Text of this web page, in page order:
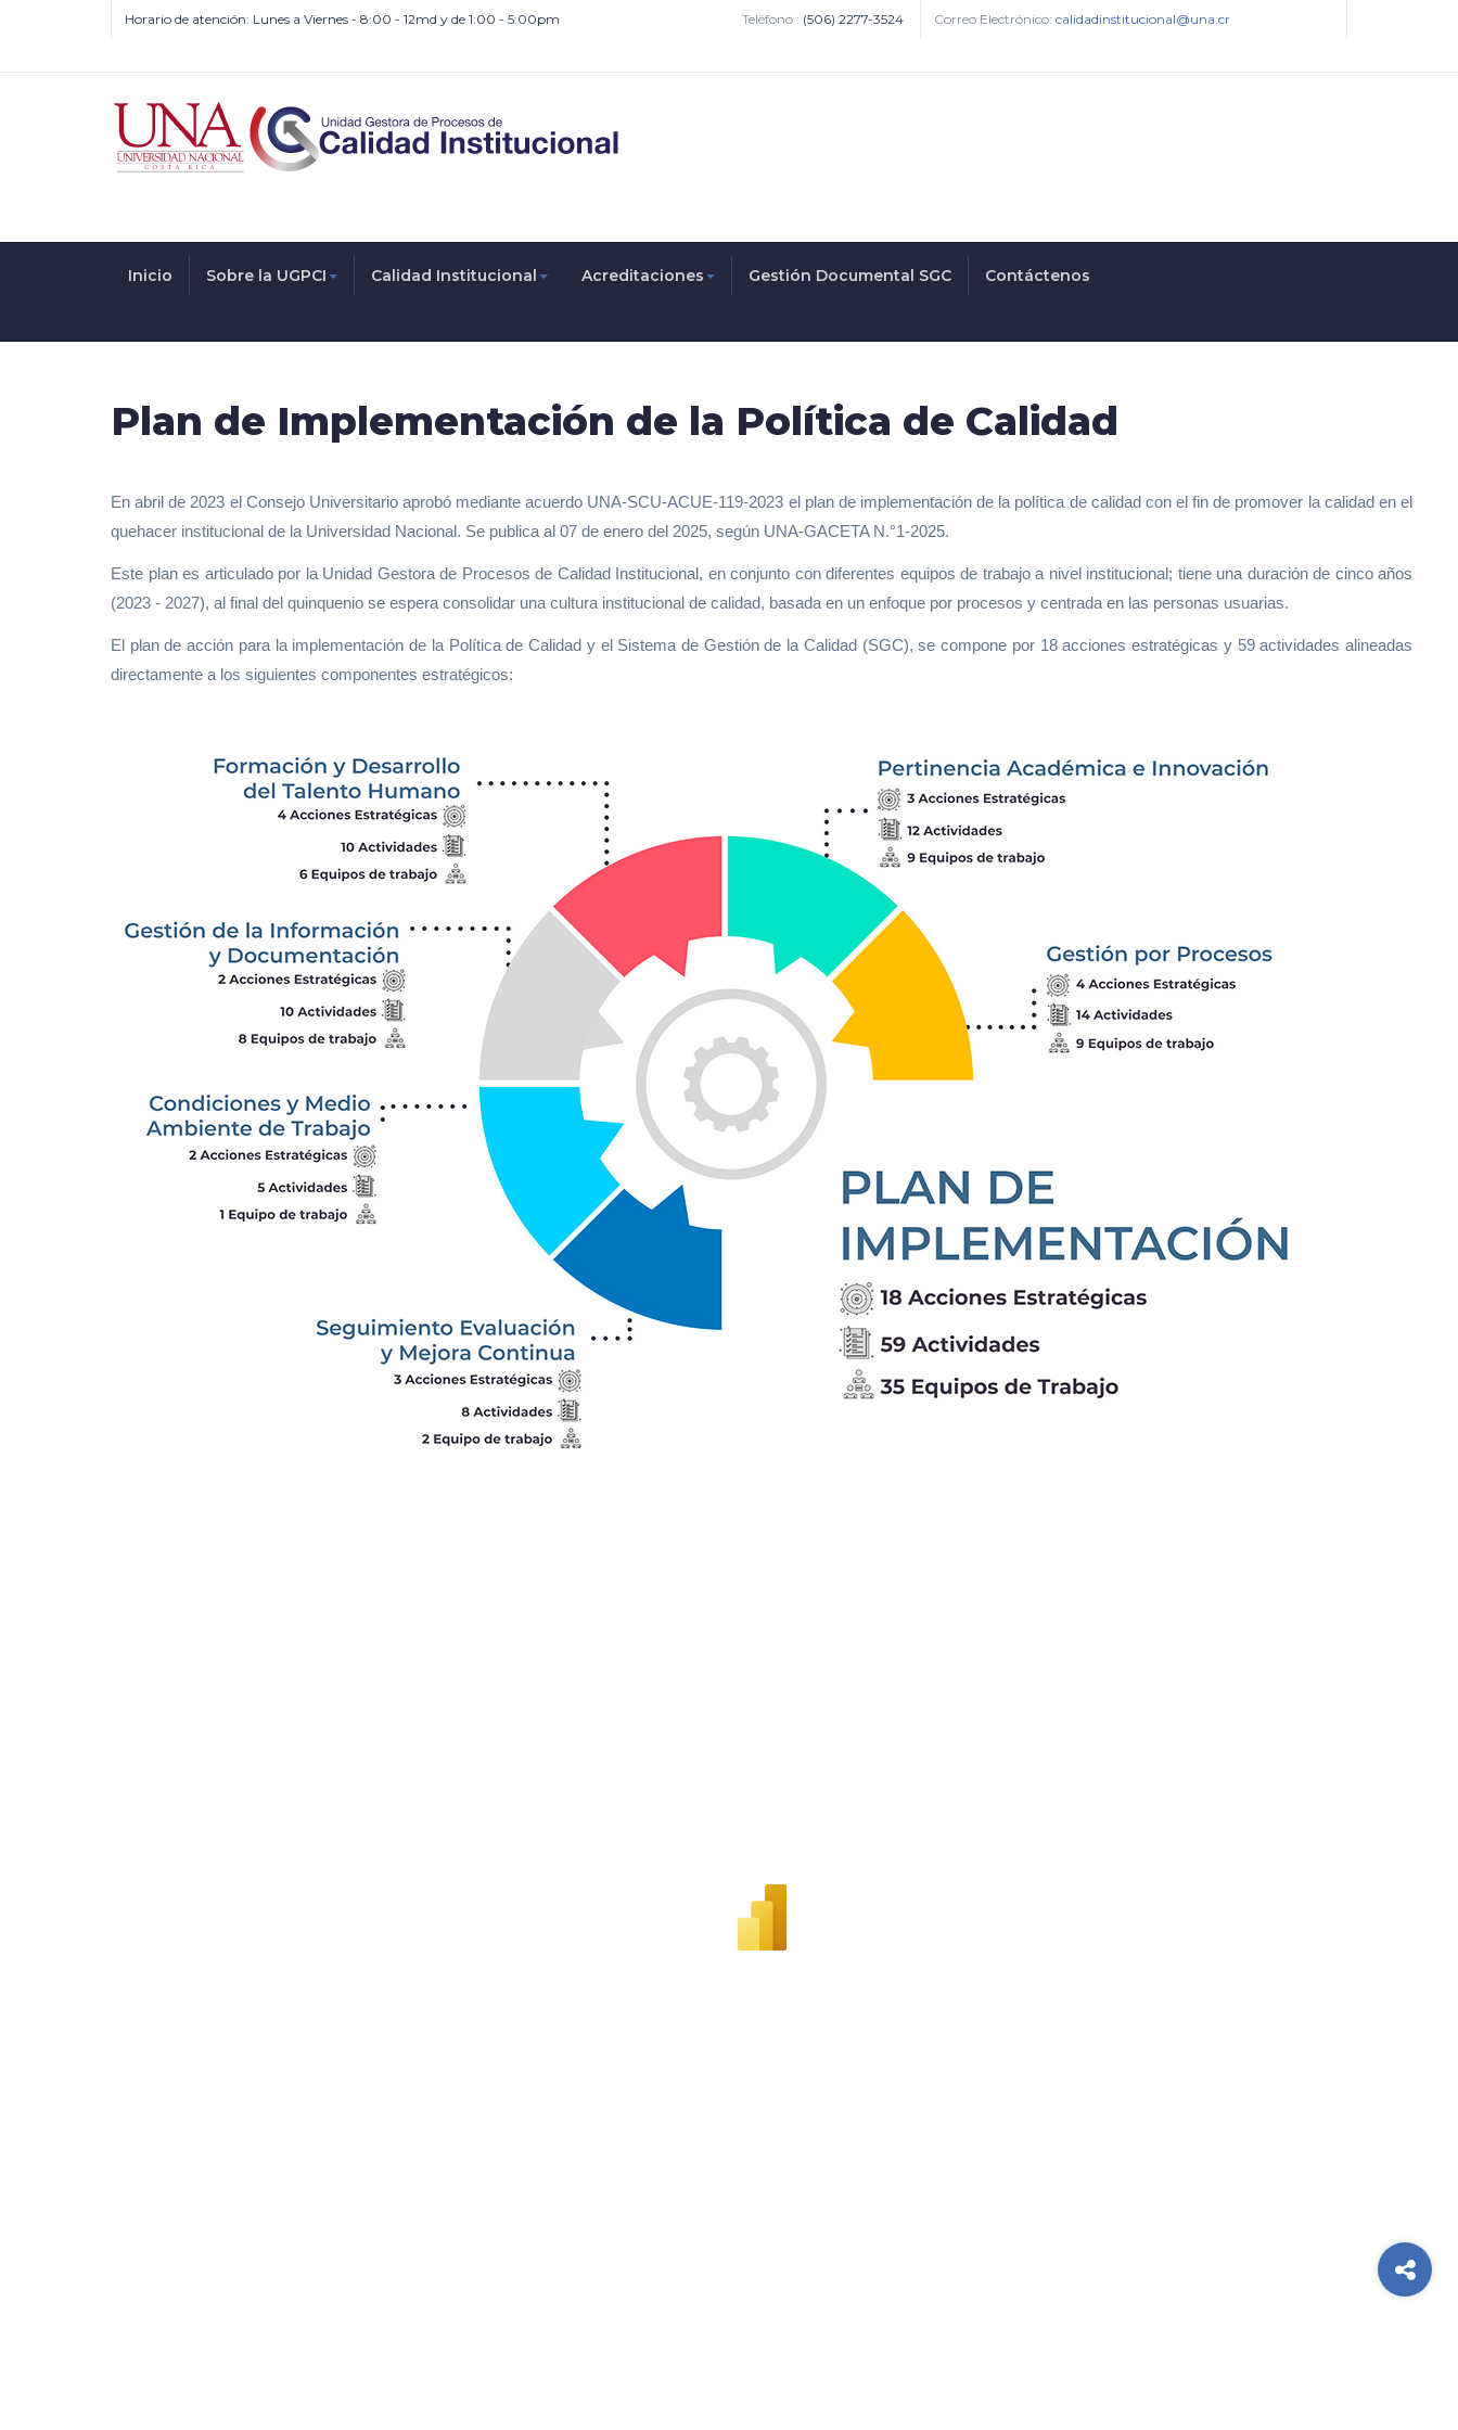
Horario de atención: Lunes a Viernes - 8:00 - 12md y de 1:00 - 5:00pm Teléfono : (506) 2277-3524 Correo Electrónico: calidadinstitucional@una.cr
Inicio Sobre la UGPCI Calidad Institucional Acreditaciones Gestión Documental SGC Contáctenos
Plan de Implementación de la Política de Calidad
En abril de 2023 el Consejo Universitario aprobó mediante acuerdo UNA-SCU-ACUE-119-2023 el plan de implementación de la política de calidad con el fin de promover la calidad en el
quehacer institucional de la Universidad Nacional. Se publica al 07 de enero del 2025, según UNA-GACETA N.°1-2025.
Este plan es articulado por la Unidad Gestora de Procesos de Calidad Institucional, en conjunto con diferentes equipos de trabajo a nivel institucional; tiene una duración de cinco años
(2023 - 2027), al final del quinquenio se espera consolidar una cultura institucional de calidad, basada en un enfoque por procesos y centrada en las personas usuarias.
El plan de acción para la implementación de la Política de Calidad y el Sistema de Gestión de la Calidad (SGC), se compone por 18 acciones estratégicas y 59 actividades alineadas
directamente a los siguientes componentes estratégicos: